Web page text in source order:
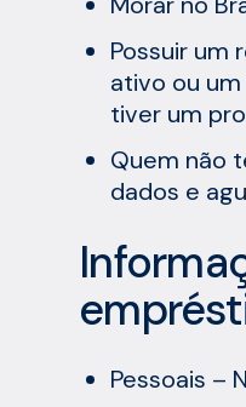
Possuir um
ativo ou
tiver um
Quem não
dados e
Pessoais –